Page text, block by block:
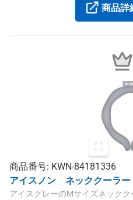
商品詳
商品番号: KWN-84181336
アイスノン ネッククーラ
アイスグレーのMサイズネック